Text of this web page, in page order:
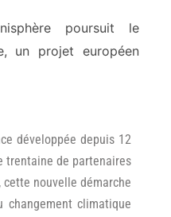
poursuit le
un projet européen
développée depuis 12
trentaine de partenaires
nouvelle démarche
changement climatique